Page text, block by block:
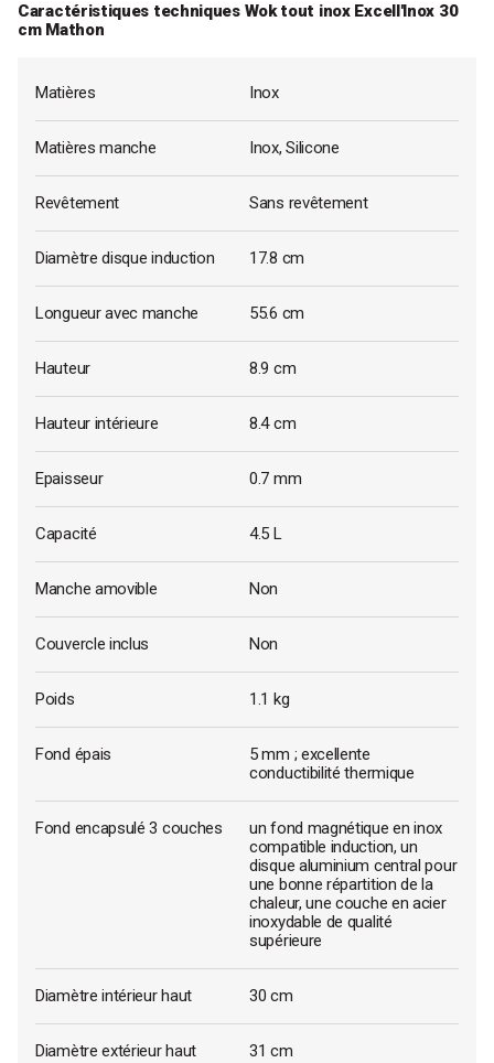
Caractéristiques techniques Wok tout inox Excell'Inox 30
cm Mathon
Matières Inox
Matières manche Inox, Silicone
Revêtement Sans revêtement
Diamètre disque induction 17.8 cm
Longueur avec manche 55.6 cm
Hauteur 8.9 cm
Hauteur intérieure 8.4 cm
Epaisseur 0.7 mm
Capacité 4.5 L
Manche amovible Non
Couvercle inclus Non
Poids 1.1 kg
Fond épais
5 mm ; excellente
conductibilité thermique
Fond encapsulé 3 couches
un fond magnétique en inox
compatible induction, un
disque aluminium central pour
une bonne répartition de la
chaleur, une couche en acier
inoxydable de qualité
supérieure
Diamètre intérieur haut 30 cm
Diamètre extérieur haut 31 cm